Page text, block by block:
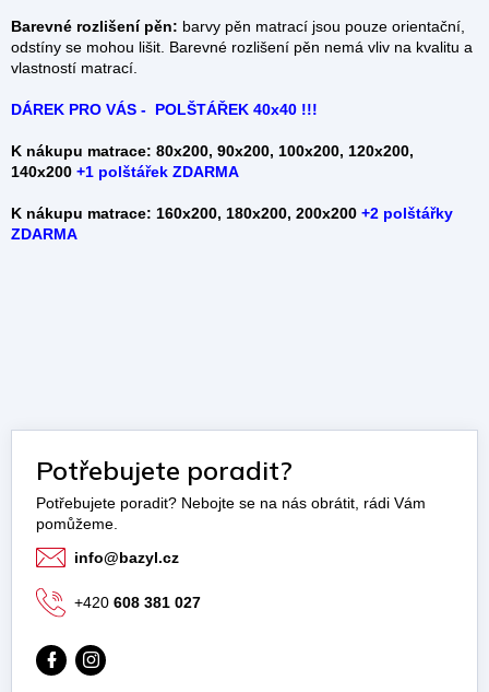
Barevné rozlišení pěn: barvy pěn matrací jsou pouze orientační,
odstíny se mohou lišit. Barevné rozlišení pěn nemá vliv na kvalitu a
vlastností matrací.
DÁREK PRO VÁS - POLŠTÁŘEK 40x40 !!!
K nákupu matrace: 80x200, 90x200, 100x200, 120x200,
140x200 +1 polštářek ZDARMA
K nákupu matrace: 160x200, 180x200, 200x200 +2 polštářky
ZDARMA
Potřebujete poradit?
info@bazyl.cz
+420 608 381 027